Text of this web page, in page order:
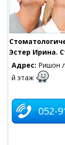
Эстер Ирина.
Адрес: Ришон
й этаж
052-